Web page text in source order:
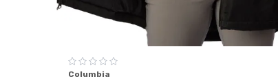
Columbia